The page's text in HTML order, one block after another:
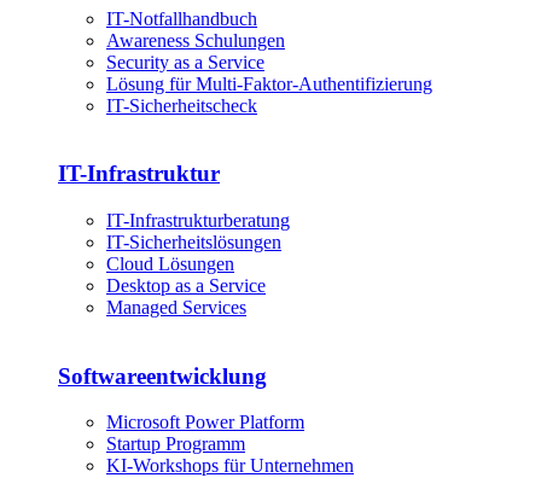
IT-Notfallhandbuch
Awareness Schulungen
Security as a Service
Lösung für Multi-Faktor-Authentifizierung
IT-Sicherheitscheck
IT-Infrastruktur
IT-Infrastrukturberatung
IT-Sicherheitslösungen
Cloud Lösungen
Desktop as a Service
Managed Services
Softwareentwicklung
Microsoft Power Platform
Startup Programm
KI-Workshops für Unternehmen